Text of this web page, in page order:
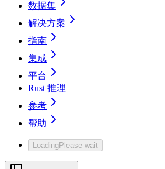
数据集
解决方案
指南
集成
平台
Rust 推理
参考
帮助
LoadingPlease wait